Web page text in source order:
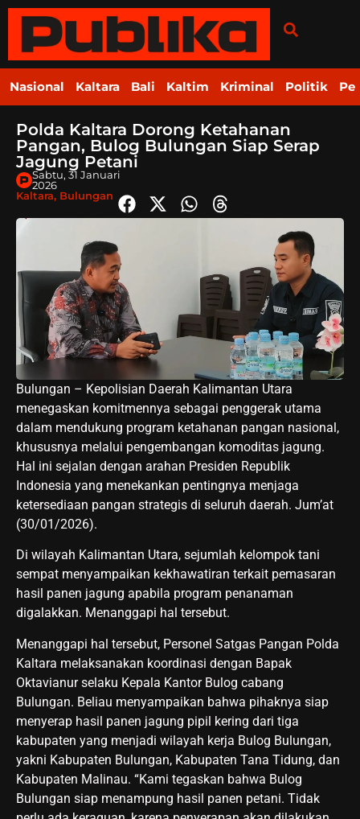
Nasional Kaltara Bali Kaltim Kriminal Politik
Polda Kaltara Dorong Ketahanan
Pangan, Bulog Bulungan Siap Serap
Jagung Petani
Sabtu, 31 Januari
2026
Kaltara, Bulungan
Bulungan – Kepolisian Daerah Kalimantan Utara
menegaskan komitmennya sebagai penggerak utama
dalam mendukung program ketahanan pangan nasional,
khususnya melalui pengembangan komoditas jagung.
Hal ini sejalan dengan arahan Presiden Republik
Indonesia yang menekankan pentingnya menjaga
ketersediaan pangan strategis di seluruh daerah. Jum’at
(30/01/2026).
Di wilayah Kalimantan Utara, sejumlah kelompok tani
sempat menyampaikan kekhawatiran terkait pemasaran
hasil panen jagung apabila program penanaman
digalakkan. Menanggapi hal tersebut.
Menanggapi hal tersebut, Personel Satgas Pangan Polda
Kaltara melaksanakan koordinasi dengan Bapak
Oktavianur selaku Kepala Kantor Bulog cabang
Bulungan. Beliau menyampaikan bahwa pihaknya siap
menyerap hasil panen jagung pipil kering dari tiga
kabupaten yang menjadi wilayah kerja Bulog Bulungan,
yakni Kabupaten Bulungan, Kabupaten Tana Tidung, dan
Kabupaten Malinau. “Kami tegaskan bahwa Bulog
Bulungan siap menampung hasil panen petani. Tidak